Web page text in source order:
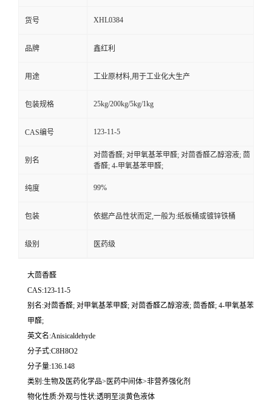
货号 XHL0384
品牌 鑫红利
用途 工业原材料,用于工业化大生产
包装规格 25kg/200kg/5kg/1kg
CAS编号 123-11-5
别名
对茴香醛; 对甲氧基苯甲醛; 对茴香醛乙醇溶液; 茴
香醛; 4-甲氧基苯甲醛;
纯度 99%
包装 依据产品性状而定,一般为:纸板桶或镀锌铁桶
级别 医药级
大茴香醛
CAS:123-11-5
别名:对茴香醛; 对甲氧基苯甲醛; 对茴香醛乙醇溶液; 茴香醛; 4-甲氧基苯
甲醛;
英文名:Anisicaldehyde
分子式:C8H8O2
分子量:136.148
类别:生物及医药化学品>医药中间体>非营养强化剂
物化性质:外观与性状:透明至淡黄色液体